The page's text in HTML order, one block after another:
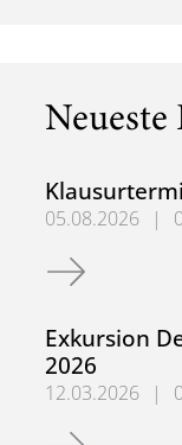
Neueste
05.08.2026 |
Klausurtermine
Exkursion
2026
12.03.2026 |
Exkursion